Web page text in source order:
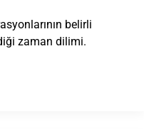
belirli
zaman dilimi.